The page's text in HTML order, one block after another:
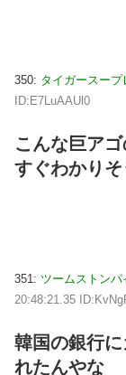
350: タイガースープ
ID:E7LuAAUl0
こんな巨ア
すぐわかり
351: ツームストン
20:48:21.35
韓国の銀行
れたんやな